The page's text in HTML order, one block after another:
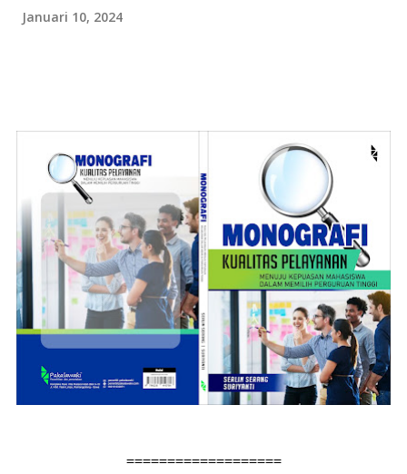
Januari 10, 2024
===================